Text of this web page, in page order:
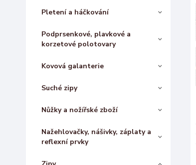
Pletení a háčkování
Podprsenkové, plavkové a
korzetové polotovary
Kovová galanterie
Suché zipy
Nůžky a nožířské zboží
Nažehlovačky, nášivky, záplaty a
reflexní prvky